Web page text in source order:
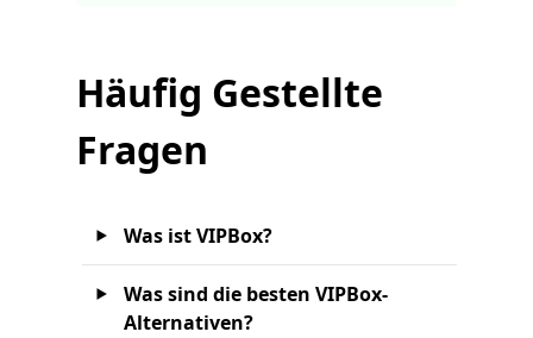
Häufig Gestellte
Fragen
Was ist VIPBox?
Was sind die besten VIPBox-
Alternativen?